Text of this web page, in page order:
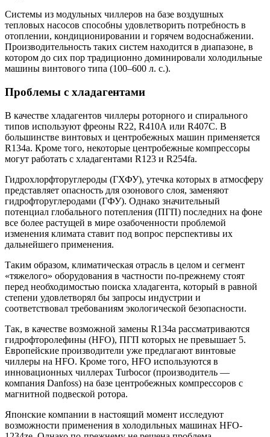
Системы из модульных чиллеров на базе воздушных
тепловых насосов способны удовлетворить потребность в
отоплении, кондиционировании и горячем водоснабжении.
Производительность таких систем находится в диапазоне, в
котором до сих пор традиционно доминировали холодильные
машины винтового типа (100–600 л. с.).
Проблемы с хладагентами
В качестве хладагентов чиллеры роторного и спирального
типов используют фреоны R22, R410А или R407C. В
большинстве винтовых и центробежных машин применяется
R134a. Кроме того, некоторые центробежные компрессоры
могут работать с хладагентами R123 и R254fa.
Гидрохлорфторуглероды (ГХФУ), утечка которых в атмосферу
представляет опасность для озонового слоя, заменяют
гидрофторуглеродами (ГФУ). Однако значительный
потенциал глобального потепления (ПГП) последних на фоне
все более растущей в мире озабоченности проблемой
изменения климата ставит под вопрос перспективы их
дальнейшего применения.
Таким образом, климатическая отрасль в целом и сегмент
«тяжелого» оборудования в частности по-прежнему стоят
перед необходимостью поиска хладагента, который в равной
степени удовлетворял бы запросы индустрии и
соответствовал требованиям экологической безопасности.
Так, в качестве возможной замены R134a рассматриваются
гидрофторолефины (HFO), ПГП которых не превышает 5.
Европейские производители уже предлагают винтовые
чиллеры на HFO. Кроме того, HFO используются в
инновационных чиллерах Turbocor (производитель —
компания Danfoss) на базе центробежных компрессоров с
магнитной подвеской ротора.
Японские компании в настоящий момент исследуют
возможности применения в холодильных машинах HFO-